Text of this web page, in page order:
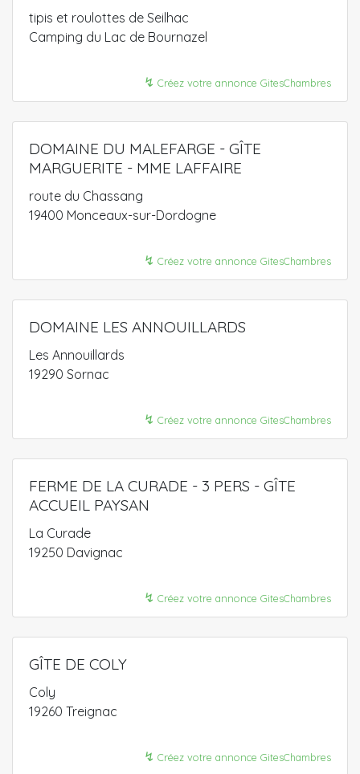
tipis et roulottes de Seilhac
Camping du Lac de Bournazel
↯ Créez votre annonce GitesChambres
DOMAINE DU MALEFARGE - GÎTE
MARGUERITE - MME LAFFAIRE
route du Chassang
19400 Monceaux-sur-Dordogne
↯ Créez votre annonce GitesChambres
DOMAINE LES ANNOUILLARDS
Les Annouillards
19290 Sornac
↯ Créez votre annonce GitesChambres
FERME DE LA CURADE - 3 PERS - GÎTE
ACCUEIL PAYSAN
La Curade
19250 Davignac
↯ Créez votre annonce GitesChambres
GÎTE DE COLY
Coly
19260 Treignac
↯ Créez votre annonce GitesChambres